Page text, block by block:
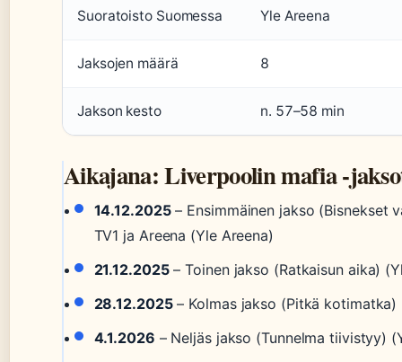
Suoratoisto Suomessa Yle Areena
Jaksojen määrä 8
Jakson kesto n. 57–58 min
Aikajana: Liverpoolin mafia -
14.12.2025– Ensimmäinen jakso (Bisnekset
TV1 ja Areena (Yle Areena)
21.12.2025– Toinen jakso (Ratkaisun aika)
28.12.2025– Kolmas jakso (Pitkä kotimatka)
4.1.2026 – Neljäs jakso (Tunnelma tiivistyy)